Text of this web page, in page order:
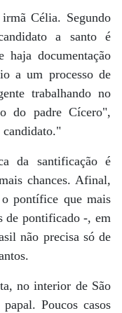
Célia. Segundo
a santo é
haja documentação
a um processo de
trabalhando no
do padre Cícero",
da santificação é
chances. Afinal,
pontífice que mais
de pontificado -, em
não precisa só de
no interior de São
Poucos casos